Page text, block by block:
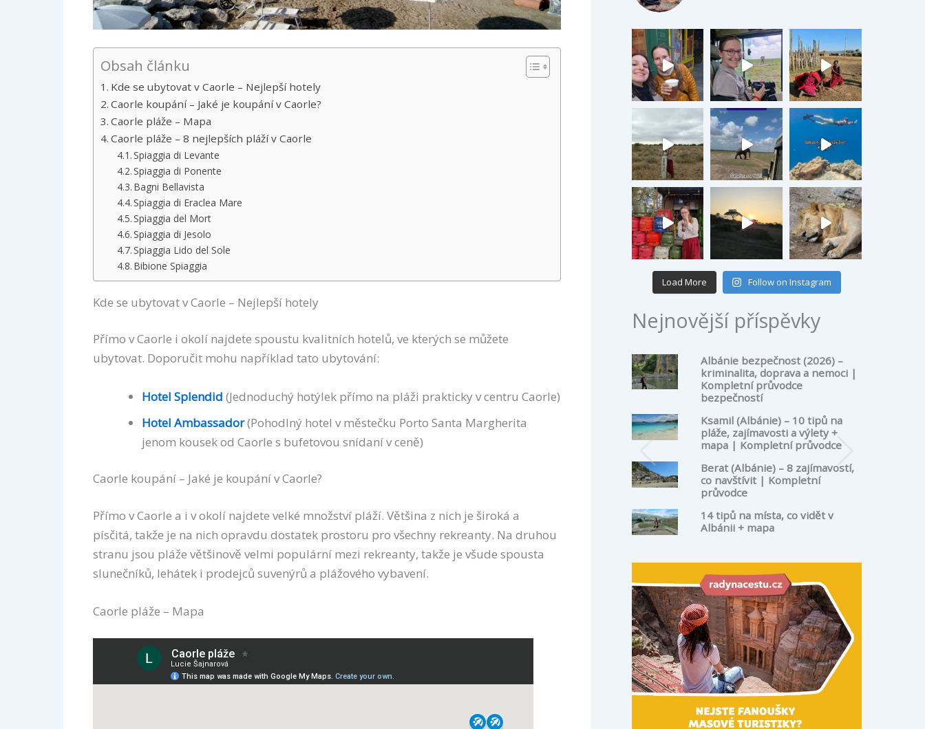
Obsah článku
Kde se ubytovat v Caorle – Nejlepší hotely
Caorle koupání – Jaké je koupání v Caorle?
Caorle pláže – Mapa
Caorle pláže – 8 nejlepších pláží v Caorle
Spiaggia di Levante
Spiaggia di Ponente
Bagni Bellavista
Spiaggia di Eraclea Mare
Spiaggia del Mort
Spiaggia di Jesolo
Spiaggia Lido del Sole
Bibione Spiaggia
Kde se ubytovat v Caorle – Nejlepší hotely
Přímo v Caorle i okolí najdete spoustu kvalitních hotelů, ve kterých se můžete
ubytovat. Doporučit mohu například tato ubytování:
Hotel Splendid (Jednoduchý hotýlek přímo na pláži prakticky v centru Caorle)
Hotel Ambassador(Pohodlný hotel v městečku Porto Santa Margherita
jenom kousek od Caorle s bufetovou snídaní v ceně)
Caorle koupání – Jaké je koupání v Caorle?
Přímo v Caorle a i v okolí najdete velké množství pláží. Většina z nich je široká a
písčitá, takže je na nich opravdu dostatek prostoru pro všechny rekreanty. Na druhou
stranu jsou pláže většinově velmi populární mezi rekreanty, takže je všude spousta
slunečníků, lehátek i prodejců suvenýrů a plážového vybavení.
Caorle pláže – Mapa
Load More Follow on Instagram
Nejnovější příspěvky
Albánie bezpečnost (2026) –
kriminalita, doprava a nemoci |
Kompletní průvodce
bezpečností
Ksamil (Albánie) – 10 tipů na
pláže, zajímavosti a výlety +
mapa | Kompletní průvodce
Berat (Albánie) – 8 zajímavostí,
co navštívit | Kompletní
průvodce
14 tipů na místa, co vidět v
Albánii + mapa